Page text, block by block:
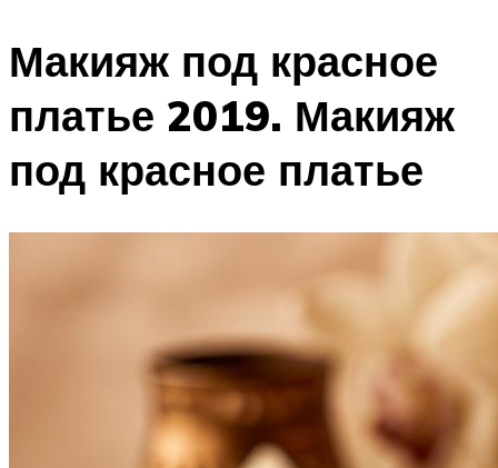
Макияж под красное
платье 2019. Макияж
под красное платье